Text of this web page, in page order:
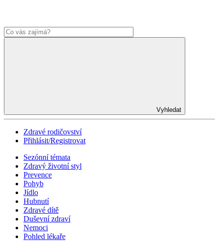
Vyhledat
Zdravé rodičovství
Přihlásit/Registrovat
Sezónní témata
Zdravý životní styl
Prevence
Pohyb
Jídlo
Hubnutí
Zdravé dítě
Duševní zdraví
Nemoci
Pohled lékaře